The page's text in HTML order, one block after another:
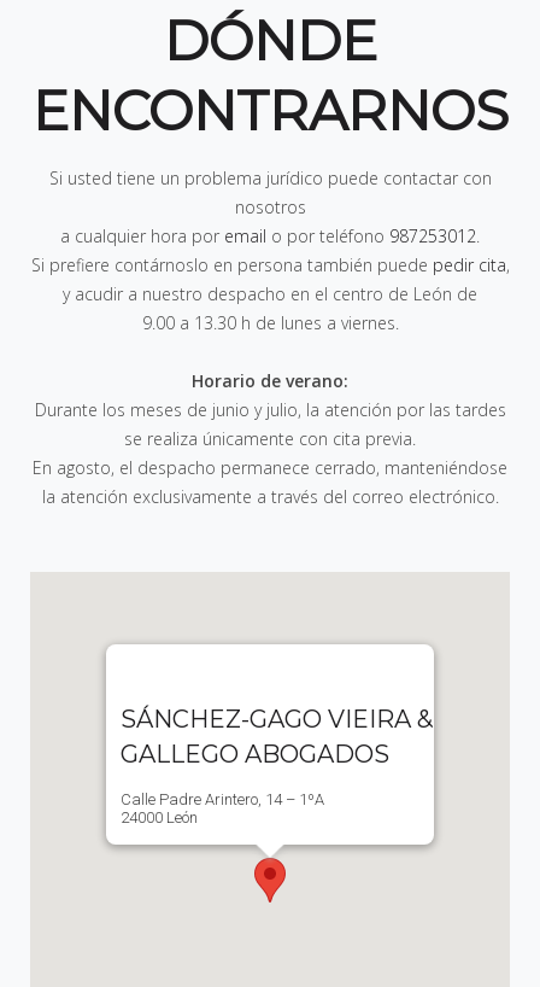
DÓNDE
ENCONTRARNOS
Si usted tiene un problema jurídico puede contactar con
nosotros
a cualquier hora por email o por teléfono 987253012.
Si prefiere contárnoslo en persona también puede pedir cita,
y acudir a nuestro despacho en el centro de León de
9.00 a 13.30 h de lunes a viernes.
Horario de verano:
Durante los meses de junio y julio, la atención por las tardes
se realiza únicamente con cita previa.
En agosto, el despacho permanece cerrado, manteniéndose
la atención exclusivamente a través del correo electrónico.
SÁNCHEZ-GAGO VIEIRA &
GALLEGO ABOGADOS
Calle Padre Arintero, 14 – 1ºA
24000 León